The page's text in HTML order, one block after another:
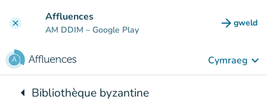
clear Affluences
AM DDIM – Google Play arrow_forward gweld
(tab
Cymraeg keyboard_arrow_down
arrow_leftYn ôl i:
Bibliothèque byzantine